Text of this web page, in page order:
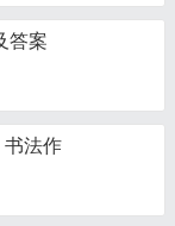
答案
法作